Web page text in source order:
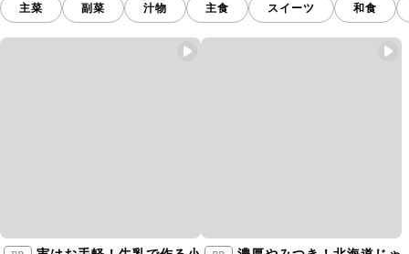
主菜 副菜 汁物 主食 スイーツ 和食